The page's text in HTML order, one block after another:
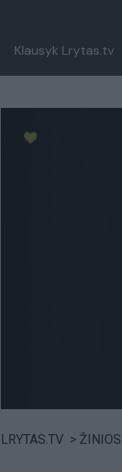
Klausyk Lrytas.tv
LRYTAS.TV > ŽINIOS